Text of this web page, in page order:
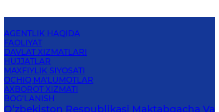
AGENTLIK HAQIDA
FAOLIYAT
DAVLAT XIZMATLARI
HUJJATLAR
MAXFIYLIK SIYOSATI
OCHIQ MA'LUMOTLAR
AXBOROT XIZMATI
BOG‘LANISH
O‘zbekiston Respublikasi Maktabgacha Va